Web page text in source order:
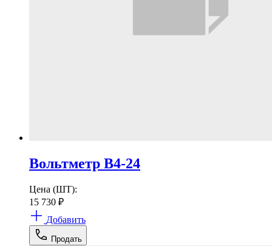
Вольтметр В4-24
Цена (ШТ):
15 730 ₽
Добавить
Продать